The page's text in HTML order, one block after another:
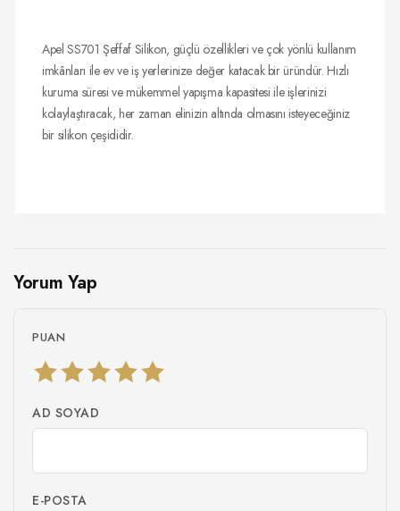
Apel SS701 Şeffaf Silikon, güçlü özellikleri ve çok yönlü kullanım
imkânları ile ev ve iş yerlerinize değer katacak bir üründür. Hızlı
kuruma süresi ve mükemmel yapışma kapasitesi ile işlerinizi
kolaylaştıracak, her zaman elinizin altında olmasını isteyeceğiniz
bir silikon çeşididir.
Yorum Yap
PUAN
AD SOYAD
E-POSTA